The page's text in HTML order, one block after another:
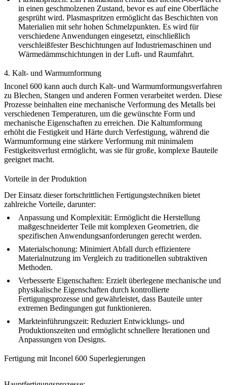
in einen geschmolzenen Zustand, bevor es auf eine Oberfläche
gesprüht wird. Plasmaspritzen ermöglicht das Beschichten von
Materialien mit sehr hohen Schmelzpunkten. Es wird für
verschiedene Anwendungen eingesetzt, einschließlich
verschleißfester Beschichtungen auf Industriemaschinen und
Wärmedämmschichtungen in der Luft- und Raumfahrt.
4. Kalt- und Warmumformung
Inconel 600 kann auch durch Kalt- und Warmumformungsverfahren
zu Blechen, Stangen und anderen Formen verarbeitet werden. Diese
Prozesse beinhalten eine mechanische Verformung des Metalls bei
verschiedenen Temperaturen, um die gewünschte Form und
mechanische Eigenschaften zu erreichen. Die Kaltumformung
erhöht die Festigkeit und Härte durch Verfestigung, während die
Warmumformung eine stärkere Verformung mit minimalem
Festigkeitsverlust ermöglicht, was sie für große, komplexe Bauteile
geeignet macht.
Vorteile in der Produktion
Der Einsatz dieser fortschrittlichen Fertigungstechniken bietet
zahlreiche Vorteile, darunter:
Anpassung und Komplexität: Ermöglicht die Herstellung
maßgeschneiderter Teile mit komplexen Geometrien, die
spezifischen Anwendungsanforderungen gerecht werden.
Materialschonung: Minimiert Abfall durch effizientere
Materialnutzung im Vergleich zu traditionellen subtraktiven
Methoden.
Verbesserte Eigenschaften: Erzielt überlegene mechanische und
physikalische Eigenschaften durch kontrollierte
Fertigungsprozesse und gewährleistet, dass Bauteile unter
extremen Bedingungen gut funktionieren.
Markteinführungszeit: Reduziert Entwicklungs- und
Produktionszeiten und ermöglicht schnellere Iterationen und
Anpassungen von Designs.
Fertigung mit Inconel 600 Superlegierungen